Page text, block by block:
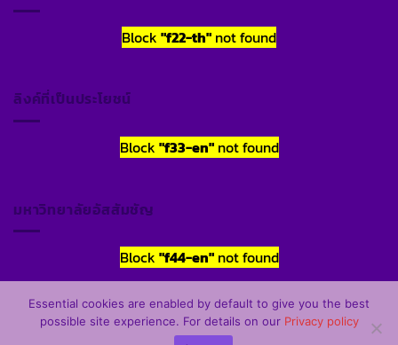
Block "f22-th" not found
ลิงค์ที่เป็นประโยชน์
Block "f33-en"not found
มหาวิทยาลัยอัสสัมชัญ
Block "f44-en"not found
สงวนลิขสิทธิ์ พ.ศ. 2569 ตาม พรบ.ลิขสิทธิ์ พ.ศ. 2537 โดยหอ
Essential cookies are enabled by default to give you the best
possible site experience. For details on our Privacy policy